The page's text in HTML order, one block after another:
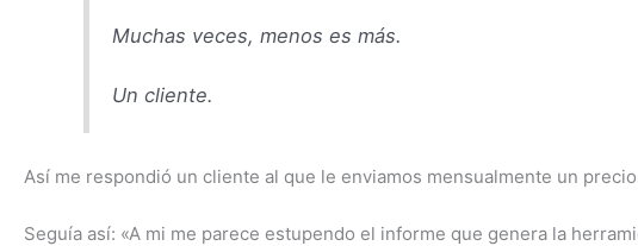
Muchas veces, menos es más.
Un cliente.
Así me respondió un cliente al que le enviamos mensualmente un
Seguía así: «A mi me parece estupendo el informe que genera la